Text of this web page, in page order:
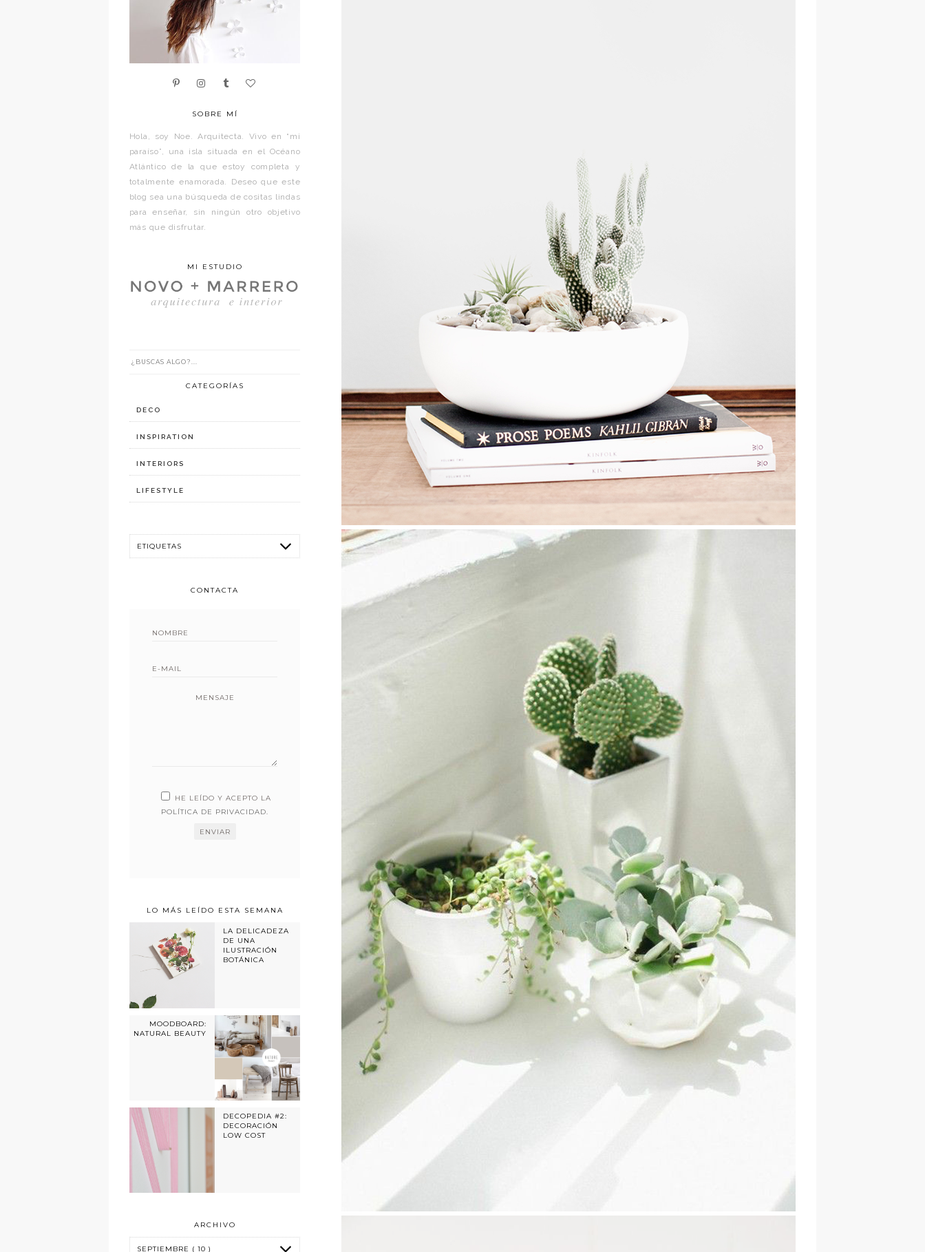
SOBRE MÍ
Hola, soy Noe. Arquitecta. Vivo en “mi
paraíso”, una isla situada en el Océano
Atlántico de la que estoy completa y
totalmente enamorada. Deseo que este
blog sea una búsqueda de cositas lindas
para enseñar, sin ningún otro objetivo
más que disfrutar.
MI ESTUDIO
CATEGORÍAS
DECO
INSPIRATION
INTERIORS
LIFESTYLE
CONTACTA
MENSAJE
HE LEÍDO Y ACEPTO LA
POLÍTICA DE PRIVACIDAD.
LO MÁS LEÍDO ESTA SEMANA
LA DELICADEZA
DE UNA
ILUSTRACIÓN
BOTÁNICA
MOODBOARD:
NATURAL BEAUTY
DECOPEDIA #2:
DECORACIÓN
LOW COST
ARCHIVO